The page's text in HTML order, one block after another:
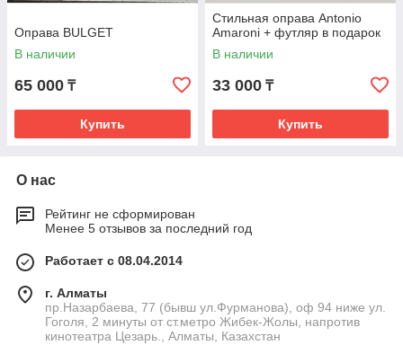
Оправа BULGET
В наличии
65 000 ₸
Купить
Стильная оправа Antonio
Amaroni + футляр в подарок
В наличии
33 000 ₸
Купить
О нас
Рейтинг не сформирован
Менее 5 отзывов за последний год
Работает с 08.04.2014
г. Алматы
пр.Назарбаева, 77 (бывш ул.Фурманова), оф 94 ниже ул.
Гоголя, 2 минуты от ст.метро Жибек-Жолы, напротив
кинотеатра Цезарь., Алматы, Казахстан